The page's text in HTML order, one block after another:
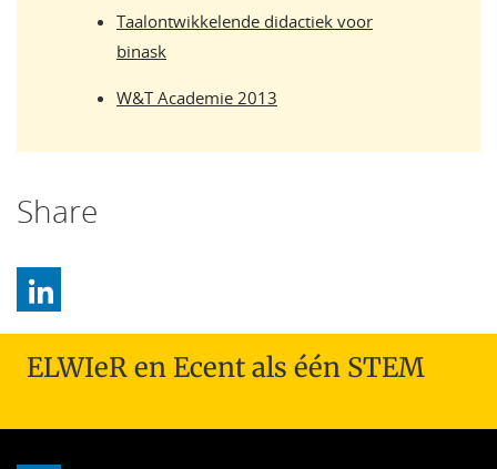
Taalontwikkelende didactiek voor
binask
W&T Academie 2013
Share
ELWIeR en Ecent als één STEM